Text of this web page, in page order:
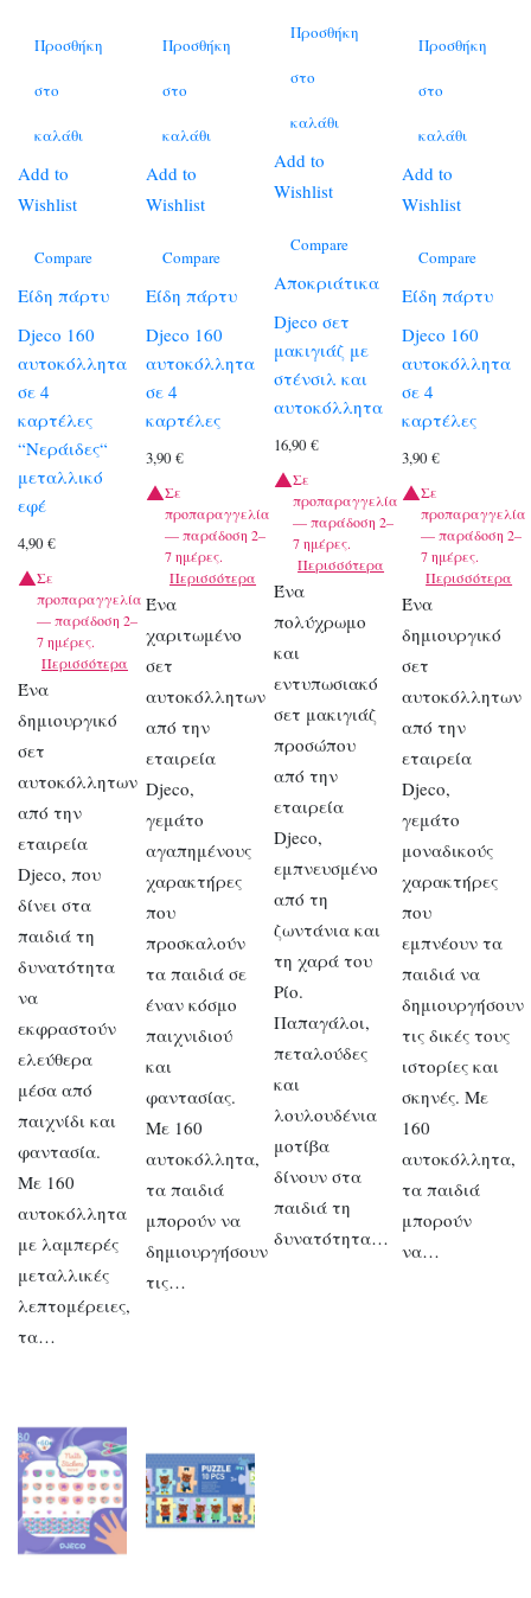
Προσθήκη
στο
καλάθι
Add to
Wishlist
Compare
Είδη πάρτυ
Djeco 160
αυτοκόλλητα
σε 4
καρτέλες
“Νεράιδες“
μεταλλικό
εφέ
4,90 €
Σε
προπαραγγελία
— παράδοση 2–
7 ημέρες.
Περισσότερα
Ένα
δημιουργικό
σετ
αυτοκόλλητων
από την
εταιρεία
Djeco, που
δίνει στα
παιδιά τη
δυνατότητα
να
εκφραστούν
ελεύθερα
μέσα από
παιχνίδι και
φαντασία.
Με 160
αυτοκόλλητα
με λαμπερές
μεταλλικές
λεπτομέρειες,
τα…
Προσθήκη
στο
καλάθι
Add to
Wishlist
Compare
Είδη πάρτυ
Djeco 160
αυτοκόλλητα
σε 4
καρτέλες
3,90€
Σε
προπαραγγελία
— παράδοση 2–
7 ημέρες.
Περισσότερα
Ένα
χαριτωμένο
σετ
αυτοκόλλητων
από την
εταιρεία
Djeco,
γεμάτο
αγαπημένους
χαρακτήρες
που
προσκαλούν
τα παιδιά σε
έναν κόσμο
παιχνιδιού
και
φαντασίας.
Με 160
αυτοκόλλητα,
τα παιδιά
μπορούν να
δημιουργήσουν
τις…
Προσθήκη
στο
καλάθι
Add to
Wishlist
Compare
Αποκριάτικα
Djeco σετ
μακιγιάζ με
στένσιλ και
αυτοκόλλητα
16,90€
Σε
προπαραγγελία
— παράδοση 2–
7 ημέρες.
Περισσότερα
Ένα
πολύχρωμο
και
εντυπωσιακό
σετ μακιγιάζ
προσώπου
από την
εταιρεία
Djeco,
εμπνευσμένο
από τη
ζωντάνια και
τη χαρά του
Ρίο.
Παπαγάλοι,
πεταλούδες
και
λουλουδένια
μοτίβα
δίνουν στα
παιδιά τη
δυνατότητα…
Προσθήκη
στο
καλάθι
Add to
Wishlist
Compare
Είδη πάρτυ
Djeco 160
αυτοκόλλητα
σε 4
καρτέλες
3,90€
Σε
προπαραγγελία
— παράδοση 2–
7 ημέρες.
Περισσότερα
Ένα
δημιουργικό
σετ
αυτοκόλλητων
από την
εταιρεία
Djeco,
γεμάτο
μοναδικούς
χαρακτήρες
που
εμπνέουν τα
παιδιά να
δημιουργήσουν
τις δικές τους
ιστορίες και
σκηνές. Με
160
αυτοκόλλητα,
τα παιδιά
μπορούν
να…